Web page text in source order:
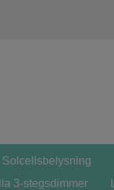
Solcellsbelysning
3-stegsdimmer